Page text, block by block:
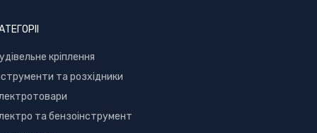
кріплення
та розхідники
та бензоінструмент